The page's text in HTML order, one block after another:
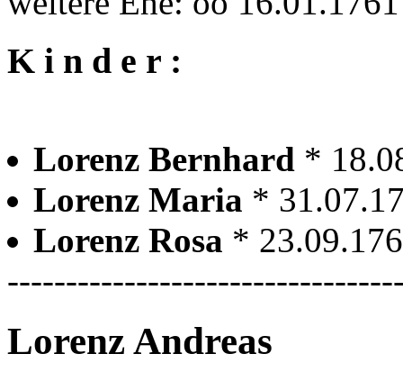
K i n d e r :
Lorenz Bernhard *
Lorenz Maria *
Lorenz Rosa *
Lorenz Andreas